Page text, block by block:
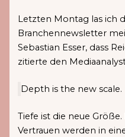
Letzten Montag las ich
Branchennewsletter
Sebastian Esser, dass
zitierte den
Depth is the new scale.
Tiefe ist die neue
Vertrauen werden in